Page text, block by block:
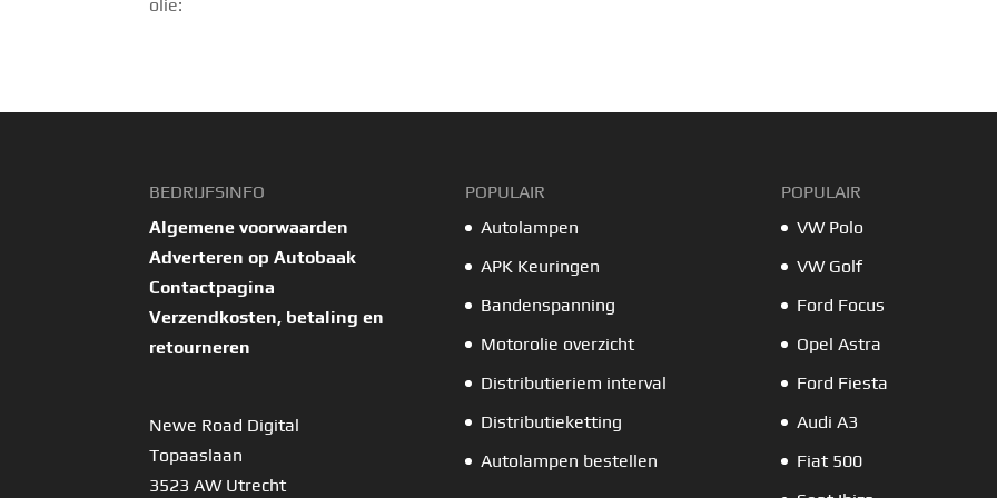
olie:
BEDRIJFSINFO
Algemene voorwaarden
Adverteren op Autobaak
Contactpagina
Verzendkosten, betaling en
retourneren
Newe Road Digital
Topaaslaan
3523 AW Utrecht
POPULAIR
Autolampen
APK Keuringen
Bandenspanning
Motorolie overzicht
Distributieriem interval
Distributieketting
Autolampen bestellen
POPULAIR
VW Polo
VW Golf
Ford Focus
Opel Astra
Ford Fiesta
Audi A3
Fiat 500